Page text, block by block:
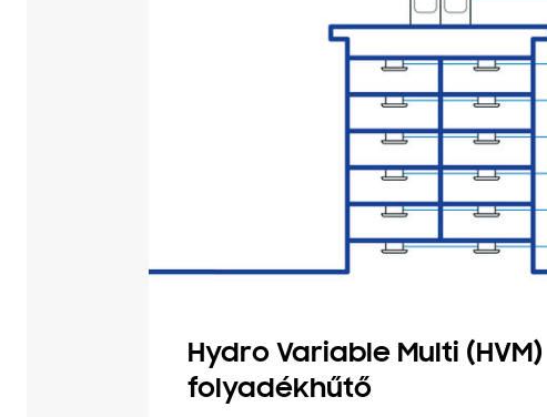
Hydro Variable Multi (HVM)
folyadékhűtő